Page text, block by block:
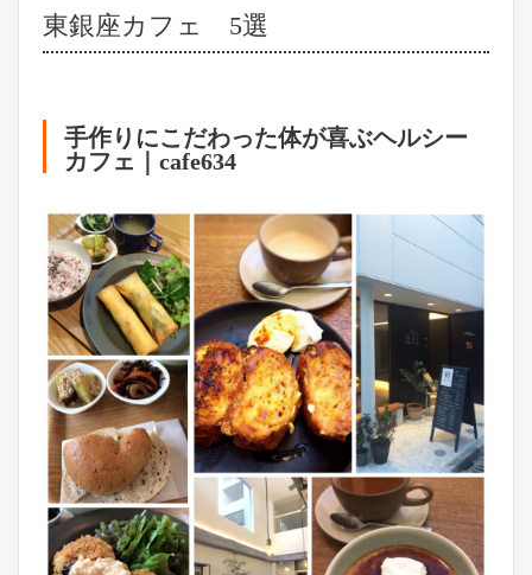
東銀座カフェ 5選
手作りにこだわった体が喜ぶヘルシー
カフェ｜cafe634